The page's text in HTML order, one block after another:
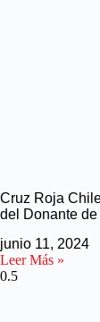
Cruz Roja
del Donante
junio 11, 2024
Leer Más »